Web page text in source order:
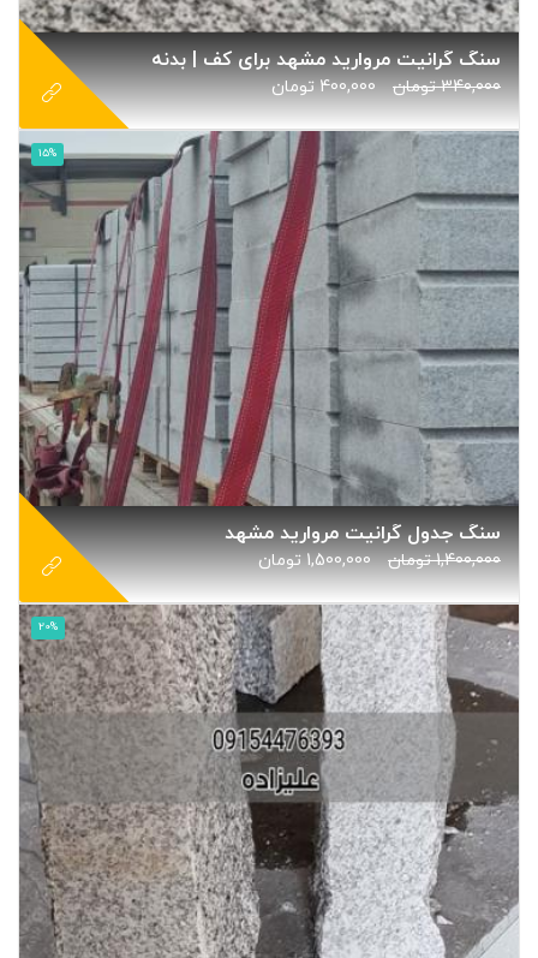
سنگ گرانیت مروارید مشهد برای کف | بدنه
340,000 تومان 400,000 تومان
15%
سنگ جدول گرانیت مروارید مشهد
1,400,000 تومان 1,500,000 تومان
20%